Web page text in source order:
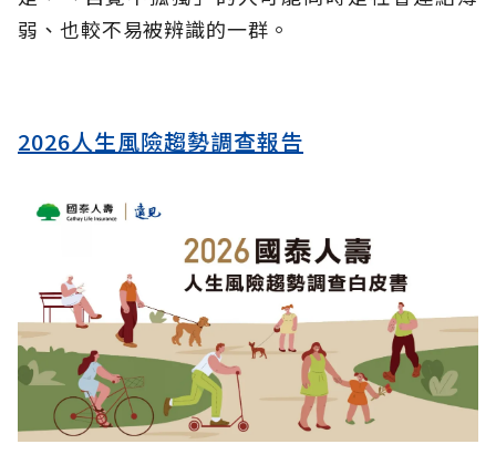
弱、也較不易被辨識的一群。
2026人生風險趨勢調查報告